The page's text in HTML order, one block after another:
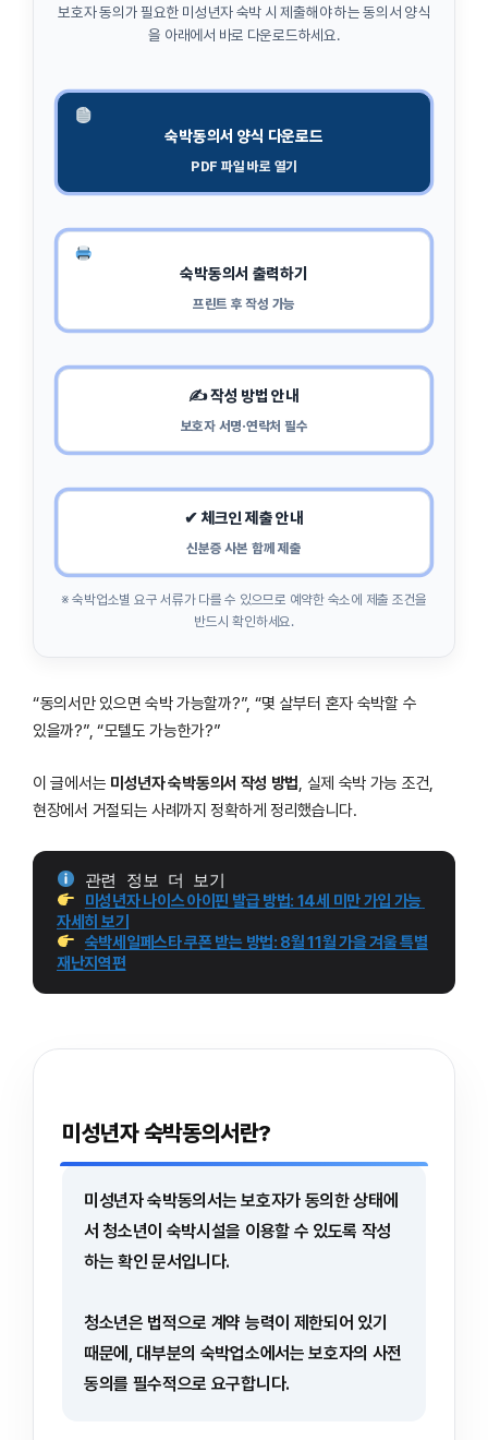
보호자 동의가 필요한 미성년자 숙박 시 제출해야 하는 동의서 양식
을 아래에서 바로 다운로드하세요.
숙박동의서 양식 다운로드
PDF 파일 바로 열기
숙박동의서 출력하기
프린트 후 작성 가능
✍️ 작성 방법 안내
보호자 서명·연락처 필수
✔ 체크인 제출 안내
신분증 사본 함께 제출
※ 숙박업소별 요구 서류가 다를 수 있으므로 예약한 숙소에 제출 조건을
반드시 확인하세요.
“동의서만 있으면 숙박 가능할까?”, “몇 살부터 혼자 숙박할 수
있을까?”, “모텔도 가능한가?”
이 글에서는 미성년자 숙박동의서 작성 방법, 실제 숙박 가능 조건,
현장에서 거절되는 사례까지 정확하게 정리했습니다.
관련 정보 더 보기
미성년자 나이스 아이핀 발급 방법: 14세 미만 가입 가능
자세히 보기
숙박세일페스타 쿠폰 받는 방법: 8월 11월 가을 겨울 특별
재난지역편
미성년자 숙박동의서란?
미성년자 숙박동의서는 보호자가 동의한 상태에
서 청소년이 숙박시설을 이용할 수 있도록 작성
하는 확인 문서입니다.
청소년은 법적으로 계약 능력이 제한되어 있기
때문에, 대부분의 숙박업소에서는 보호자의 사전
동의를 필수적으로 요구합니다.